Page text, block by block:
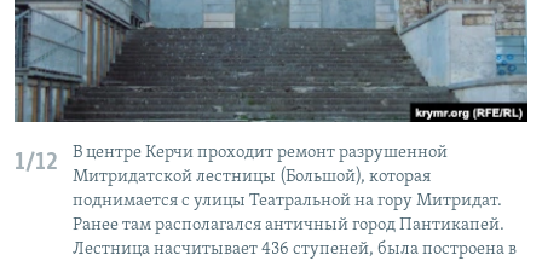
1/12
В центре Керчи проходит ремонт разрушенной
Митридатской лестницы (Большой), которая
поднимается с улицы Театральной на гору Митридат.
Ранее там располагался античный город Пантикапей.
Лестница насчитывает 436 ступеней, была построена в